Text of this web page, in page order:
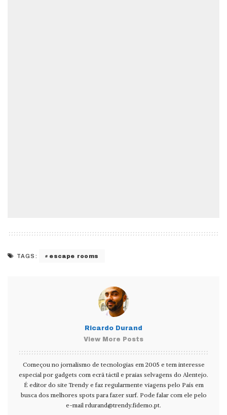
TAGS: escape rooms
Ricardo Durand
View More Posts
Começou no jornalismo de tecnologias em 2005 e tem interesse
especial por gadgets com ecrã táctil e praias selvagens do Alentejo.
É editor do site Trendy e faz regularmente viagens pelo País em
busca dos melhores spots para fazer surf. Pode falar com ele pelo
e-mail rdurand@trendy.fidemo.pt.